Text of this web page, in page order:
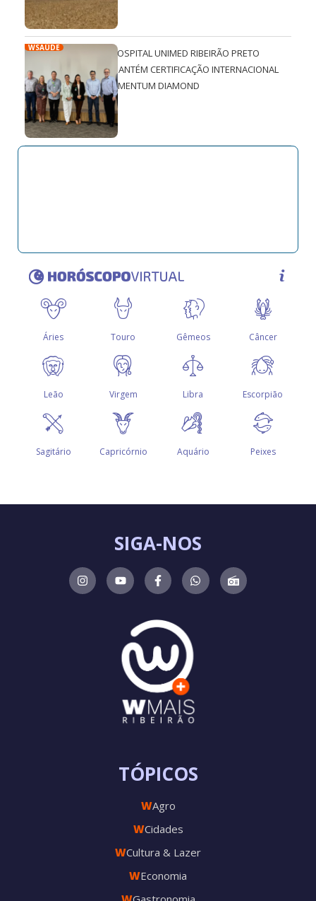
WSAÚDE
HOSPITAL UNIMED RIBEIRÃO PRETO
MANTÉM CERTIFICAÇÃO INTERNACIONAL
QMENTUM DIAMOND
TÓPICOS
WAgro
WCidades
WCultura & Lazer
WEconomia
SIGA-NOS